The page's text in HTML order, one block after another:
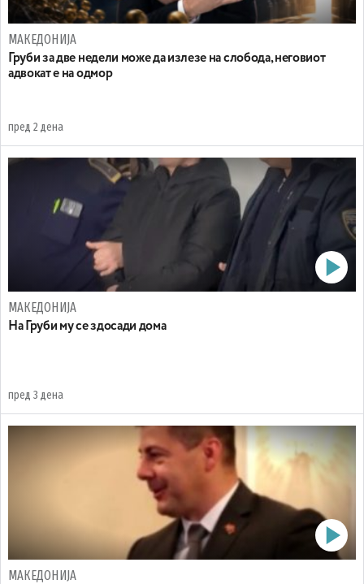
МАКЕДОНИЈА
Груби за две недели може да излезе на слобода, неговиот
адвокат е на одмор
пред 2 дена
МАКЕДОНИЈА
На Груби му се здосади дома
пред 3 дена
МАКЕДОНИЈА